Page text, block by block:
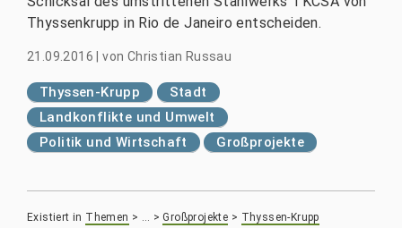
Thyssenkrupp in Rio de Janeiro entscheiden.
21.09.2016 |von Christian Russau
Thyssen-Krupp
Stadt
Landkonflikte und Umwelt
Politik und Wirtschaft
Großprojekte
Existiert in Themen > … >Großprojekte > Thyssen-Krupp